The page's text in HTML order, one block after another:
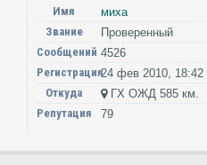
Имя
миха
Звание
Проверенный
Сообщений 4526
Регистрация24 фев 2010, 18:42
Откуда
ГХ ОЖД 585 км.
Репутация
79